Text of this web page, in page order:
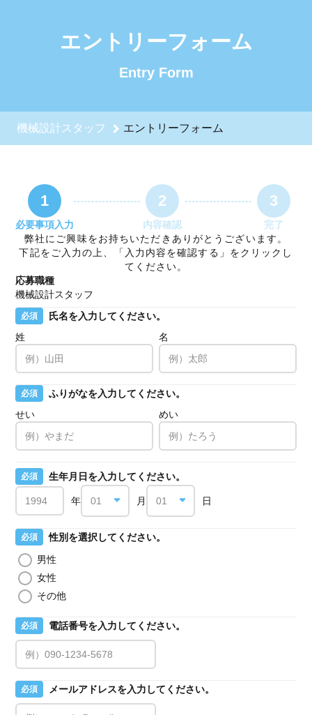
エントリーフォーム
Entry Form
機械設計スタッフ エントリーフォーム
1
必要事項入力
2
内容確認
3
完了
弊社にご興味をお持ちいただきありがとうございます。
下記をご入力の上、「入力内容を確認する」をクリックし
てください。
応募職種
機械設計スタッフ
必須
氏名を入力してください。
姓
名
必須
ふりがなを入力してください。
せい
めい
必須 生年月日を入力してください。
年 月 日
必須
性別を選択してください。
男性
女性
その他
必須 電話番号を入力してください。
必須 メールアドレスを入力してください。